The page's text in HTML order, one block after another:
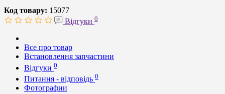
Код товару: 15077
Відгуки 0
Все про товар
Встановлення запчастини
Відгуки 0
Питання - відповідь 0
Фотографии